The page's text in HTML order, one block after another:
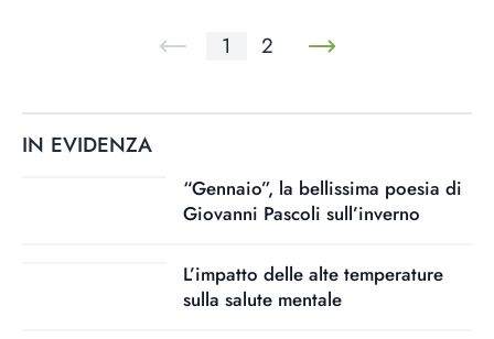
1 2
IN EVIDENZA
“Gennaio”, la bellissima poesia di
Giovanni Pascoli sull’inverno
L’impatto delle alte temperature
sulla salute mentale